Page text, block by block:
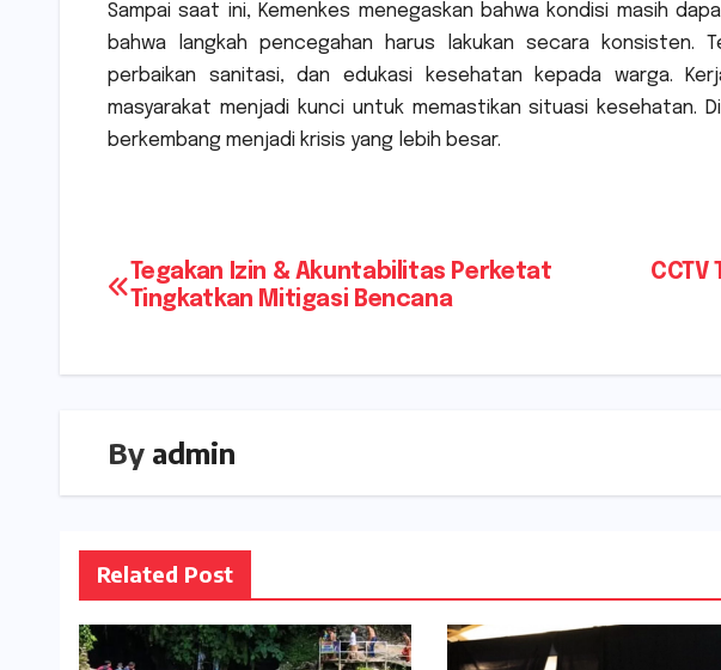
Sampai saat ini, Kemenkes menegaskan bahwa kondisi masih
bahwa langkah pencegahan harus lakukan secara konsisten.
perbaikan sanitasi, dan edukasi kesehatan kepada warga.
masyarakat menjadi kunci untuk memastikan situasi kesehatan.
berkembang menjadi krisis yang lebih besar.
Navigasi
Tegakan Izin & Akuntabilitas Perketat
Tingkatkan Mitigasi Bencana
By admin
Related Post